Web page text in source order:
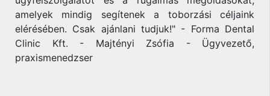
amelyek mindig segítenek a toborzási céljaink
elérésében. Csak ajánlani tudjuk!" - Forma Dental
Clinic Kft. - Majtényi Zsófia - Ügyvezető,
praxismenedzser